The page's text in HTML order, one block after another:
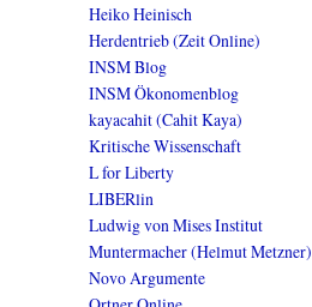
Heiko Heinisch
Herdentrieb (Zeit Online)
INSM Blog
INSM Ökonomenblog
kayacahit (Cahit Kaya)
Kritische Wissenschaft
L for Liberty
LIBERlin
Ludwig von Mises Institut
Muntermacher (Helmut Metzner)
Novo Argumente